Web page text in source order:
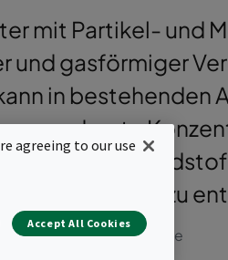
mit Partikel- und
und gasförmiger
in bestehenden
moderate
internen
ISO16890 zu
Medium und Aktivkohle
agreeing to our use
Accept All Cookies